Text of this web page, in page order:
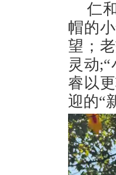
仁
帽的
望；
灵动
睿以
迎的“